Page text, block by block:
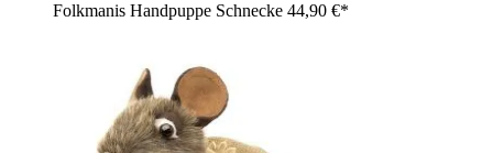
Folkmanis Handpuppe Schnecke 44,90 €*